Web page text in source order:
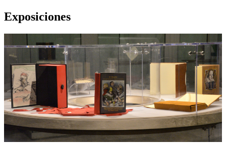
Exposiciones